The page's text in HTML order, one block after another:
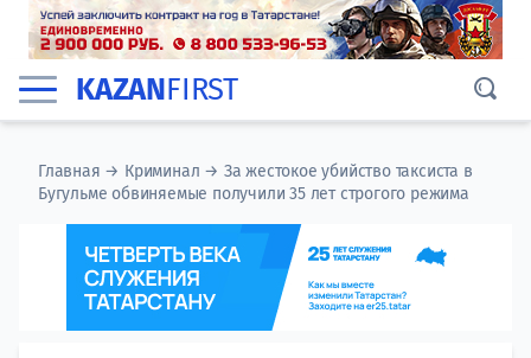
KAZANFIRST
Главная → Криминал → За жестокое убийство таксиста в
Бугульме обвиняемые получили ​35 лет строгого режима